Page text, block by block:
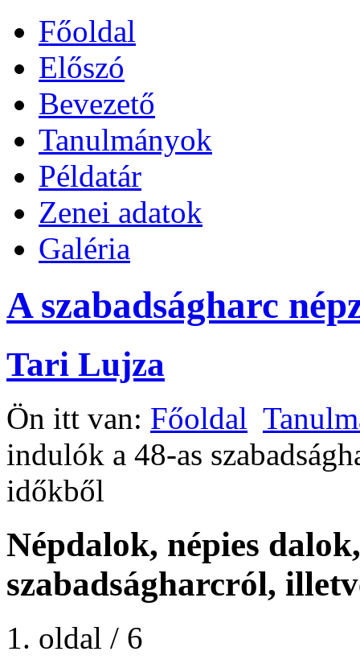
Főoldal
Előszó
Bevezető
Tanulmányok
Példatár
Zenei adatok
Galéria
A szabadságharc
Tari Lujza
Ön itt van: Főoldal
indulók a 48-as
időkből
Népdalok, népies
szabadságharcról,
1. oldal / 6